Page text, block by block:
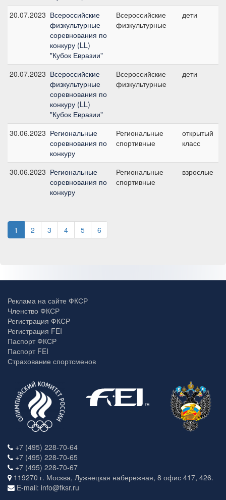
20.07.2023 Всероссийские
физкультурные
соревнования по
конкуру (LL)
"Кубок Евразии"
Всероссийские
физкультурные
дети
20.07.2023 Всероссийские
физкультурные
соревнования по
конкуру (LL)
"Кубок Евразии"
Всероссийские
физкультурные
дети
30.06.2023 Региональные
соревнования по
конкуру
Региональные
спортивные
открытый
класс
30.06.2023 Региональные
соревнования по
конкуру
Региональные
спортивные
взрослые
1 2 3 4 5 6
Реклама на сайте ФКСР
Членство ФКСР
Регистрация ФКСР
Регистрация FEI
Паспорт ФКСР
Паспорт FEI
Страхование спортсменов
+7 (495) 228-70-64
+7 (495) 228-70-65
+7 (495) 228-70-67
119270 г. Москва, Лужнецкая набережная, 8 офис 417, 426.
E-mail: info@fksr.ru